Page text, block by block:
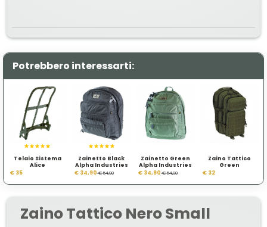
Potrebbero interessarti:
Telaio Sistema
Alice
€ 35
Zainetto Black
Alpha Industries
€ 34,90€ 54,90
Zainetto Green
Alpha Industries
€ 34,90€ 54,90
Zaino Tattico
Green
€ 32
Zaino Tattico Nero Small